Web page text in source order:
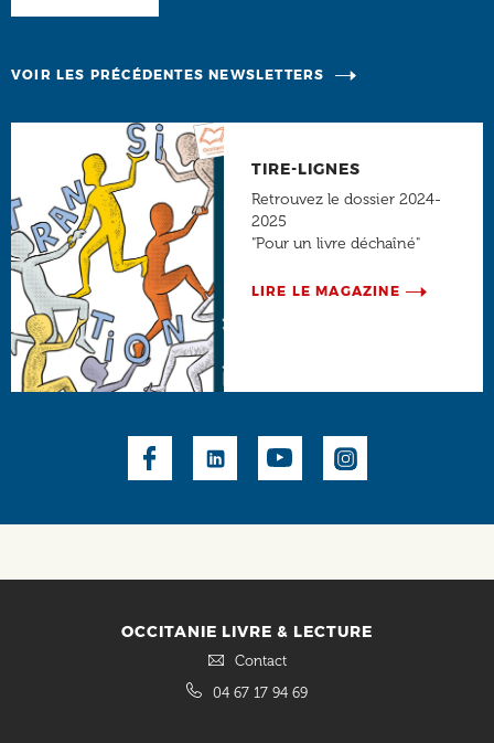
VOIR LES PRÉCÉDENTES NEWSLETTERS
TIRE-LIGNES
Retrouvez le dossier 2024-
2025
"Pour un livre déchaîné"
LIRE LE MAGAZINE
OCCITANIE LIVRE & LECTURE
Contact
04 67 17 94 69